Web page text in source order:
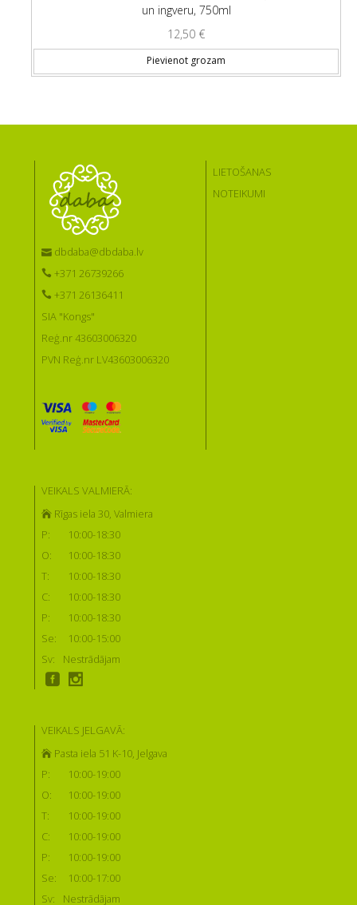
un ingveru, 750ml
12,50 €
Pievienot grozam
dbdaba@dbdaba.lv
+371 26739266
+371 26136411
SIA "Kongs"
Reģ.nr 43603006320
PVN Reģ.nr LV43603006320
LIETOŠANAS
NOTEIKUMI
VEIKALS VALMIERĀ:
Rīgas iela 30, Valmiera
P:
10:00-18:30
O:
10:00-18:30
T:
10:00-18:30
C:
10:00-18:30
P:
10:00-18:30
Se:
10:00-15:00
Sv:
Nestrādājam
VEIKALS JELGAVĀ:
Pasta iela 51 K-10, Jelgava
P:
10:00-19:00
O:
10:00-19:00
T:
10:00-19:00
C:
10:00-19:00
P:
10:00-19:00
Se:
10:00-17:00
Sv:
Nestrādājam